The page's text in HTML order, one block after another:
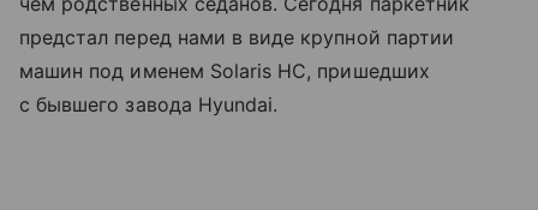
предстал перед нами в виде крупной партии
машин под именем Solaris HC, пришедших
с бывшего завода Hyundai.